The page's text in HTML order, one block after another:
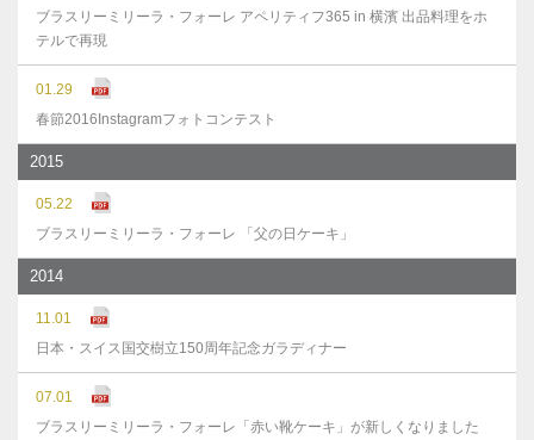
ブラスリーミリーラ・フォーレ アペリティフ365 in 横濱 出品料理をホ
テルで再現
01.29
春節2016Instagramフォトコンテスト
2015
05.22
ブラスリーミリーラ・フォーレ 「父の日ケーキ」
2014
11.01
日本・スイス国交樹立150周年記念ガラディナー
07.01
ブラスリーミリーラ・フォーレ「赤い靴ケーキ」が新しくなりました